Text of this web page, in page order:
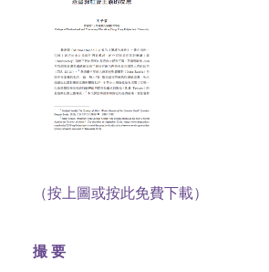
（按上圖或按此免費下載）
撮 要